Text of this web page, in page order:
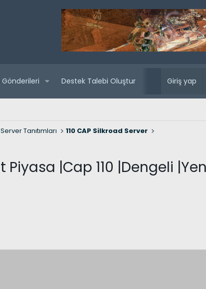
Gönderileri Destek Talebi Oluştur Yaklaşan
Giriş yap
Tanıtımları 110 CAP Silkroad Server
|Cap 110 |Dengeli